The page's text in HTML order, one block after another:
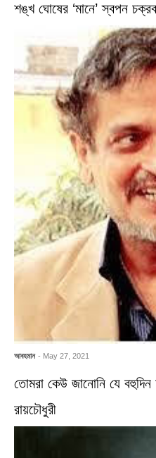
শঙ্খ ঘোষের ‘মানে’ স্বপন
আবহমান - May 27, 2021
তোমরা কেউ জানোনি যে
রায়চৌধুরী